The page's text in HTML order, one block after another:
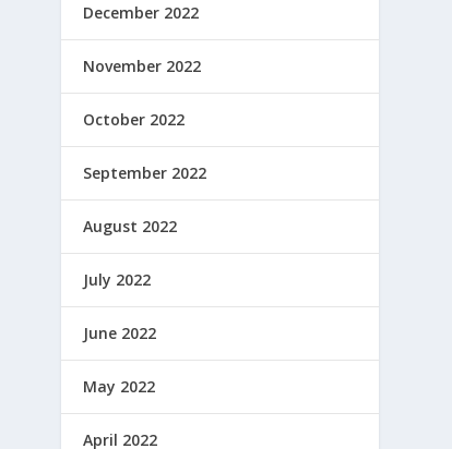
December 2022
November 2022
October 2022
September 2022
August 2022
July 2022
June 2022
May 2022
April 2022